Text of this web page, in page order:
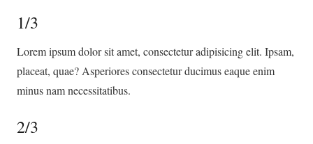
1/3
Lorem ipsum dolor sit amet, consectetur adipisicing elit. Ipsam,
placeat, quae? Asperiores consectetur ducimus eaque enim
minus nam necessitatibus.
2/3